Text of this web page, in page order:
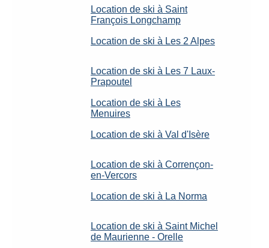
Location de ski à Saint
François Longchamp
Location de ski à Les 2 Alpes
Location de ski à Les 7 Laux-
Prapoutel
Location de ski à Les
Menuires
Location de ski à Val d'Isère
Location de ski à Corrençon-
en-Vercors
Location de ski à La Norma
Location de ski à Saint Michel
de Maurienne - Orelle